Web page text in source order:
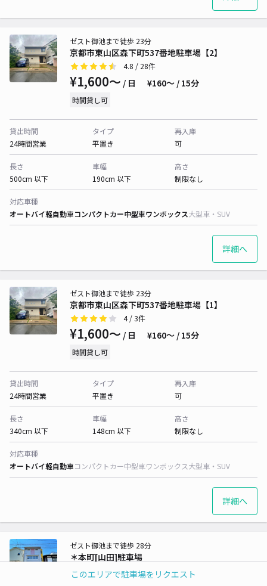
このエリアで駐車場をリクエスト
京都市東山区森下町537番地駐車場【2】
ゼスト御池まで徒歩 23分
4.8 / 28件
¥1,600〜 / 日 ¥160〜 / 15分
時間貸し可
貸出時間
24時間営業
タイプ
平置き
再入庫
可
長さ
500cm 以下
車幅
190cm 以下
高さ
制限なし
対応車種
オートバイ軽自動車コンパクトカー中型車ワンボックス大型車・SUV
詳細へ
京都市東山区森下町537番地駐車場【1】
ゼスト御池まで徒歩 23分
4/ 3件
¥1,600〜 / 日 ¥160〜 / 15分
時間貸し可
貸出時間
24時間営業
タイプ
平置き
再入庫
可
長さ
340cm 以下
車幅
148cm 以下
高さ
制限なし
対応車種
オートバイ軽自動車コンパクトカー中型車ワンボックス大型車・SUV
詳細へ
＊本町[山田]駐車場
ゼスト御池まで徒歩 28分
4.4/ 17件